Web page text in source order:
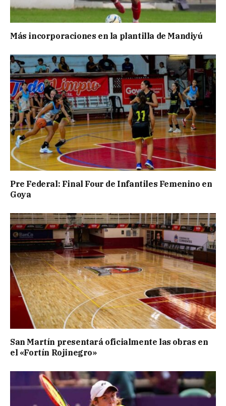
Más incorporaciones en la plantilla de Mandiyú
Pre Federal: Final Four de Infantiles Femenino en
Goya
San Martín presentará oficialmente las obras en
el «Fortín Rojinegro»